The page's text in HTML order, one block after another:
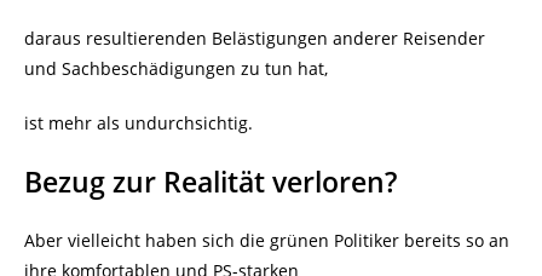
daraus resultierenden Belästigungen anderer Reisender
und Sachbeschädigungen zu tun hat,
ist mehr als undurchsichtig.
Bezug zur Realität verloren?
Aber vielleicht haben sich die grünen Politiker bereits so an
ihre komfortablen und PS-starken